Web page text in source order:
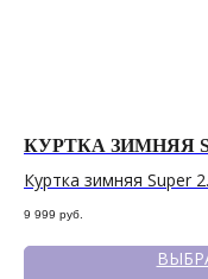
КУРТКА ЗИМНЯЯ
Куртка зимняя Super
9 999 руб.